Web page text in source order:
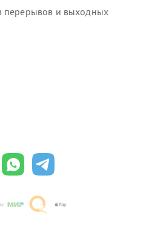
перерывов и выходных